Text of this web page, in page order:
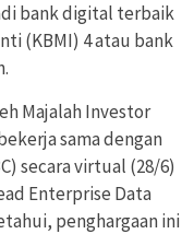
bank digital terbaik
(KBMI) 4 atau bank
Majalah Investor
sama dengan
secara virtual (28/6)
Enterprise Data
penghargaan ini